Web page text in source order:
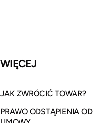
WIĘCEJ
JAK ZWRÓCIĆ TOWAR?
PRAWO ODSTĄPIENIA OD